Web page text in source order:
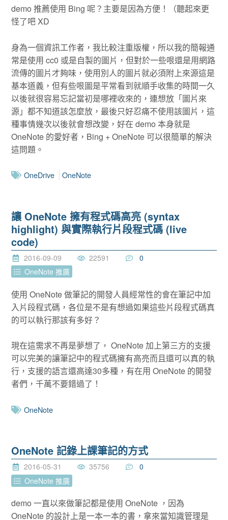
demo 推薦使用 Bing 呢？主要是因為方便！（聽起來更
怪了吧 XD
身為一個資訊工作者，我比較注重版權，所以我的簡報通
常是使用 cc0 或是自製的圖片，但對於一些哏還是用網路
流傳的圖片才夠味，使用別人的圖片就必須附上來源這是
基本道義，但有些哏圖是平常看到就順手收集的時間一久
以後就很容易忘記當初是哪裡收來的，連想放「圖片來
源」都不知道該怎麼放，最後只好忍痛不使用該圖片，這
種事情幾次以後就會想改變，好在 demo 本身就是
OneNote 的愛好者，Bing + OneNote 可以很簡單的解決
這問題。
OneDrive OneNote
讓 OneNote 擁有程式碼高亮 (syntax
highlight) 與實際執行片段程式碼 (live
code)
2016-09-09 22591
0
OneNote 推廣
使用 OneNote 做筆記的開發人員經常性的會在筆記中加
入片段程式碼，各位是不是有想過如果這些片段程式碼真
的可以執行那該有多好？
現在這需求不再是夢想了， OneNote 加上第三方的支援
可以完美的讓筆記中的程式碼擁有高亮而且還可以真的執
行，支援的語言還高達30多種，有在用 OneNote 的開發
者們，千萬不要錯過了！
OneNote
OneNote 記錄上課筆記的方式
2016-05-31 35756
0
OneNote 推廣
demo 一直以來做筆記都是使用 OneNote ，因為
OneNote 的設計上是一本一本的書，拿來當知識管理是